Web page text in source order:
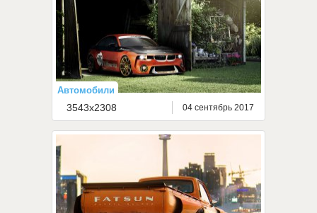
Автомобили
3543x2308 04 сентябрь 2017